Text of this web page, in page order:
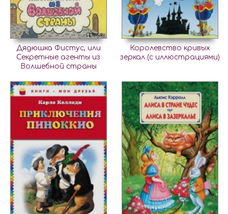
Дядюшка Фистус, или
Секретные агенты из
Волшебной страны
Королевство кривых
зеркал (с иллюстрациями)